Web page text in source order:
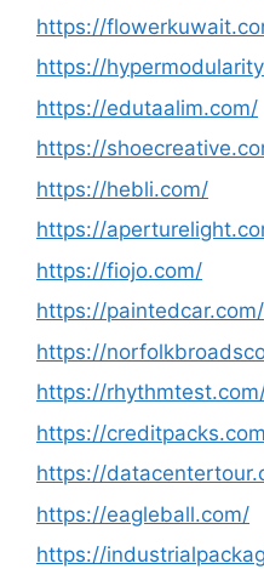
https://
https://
https://edutaalim.com/
https://
https://hebli.com/
https://
https://fiojo.com/
https://paintedcar.com/
https://
https://
https://
https://
https://eagleball.com/
https://